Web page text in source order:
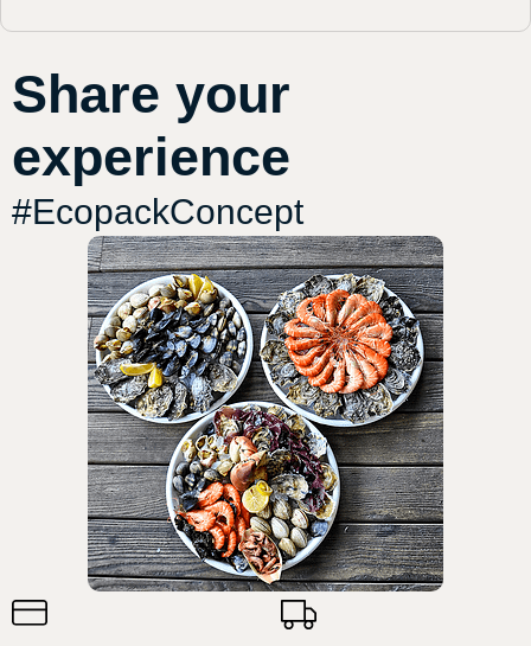
Share your
experience
#EcopackConcept